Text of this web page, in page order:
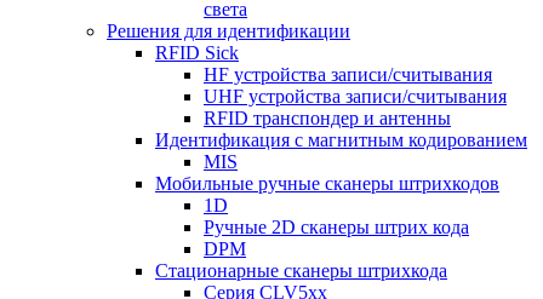
света
Решения для идентификации
RFID Sick
HF устройства записи/считывания
UHF устройства записи/считывания
RFID транспондер и антенны
Идентификация с магнитным кодированием
MIS
Мобильные ручные сканеры штрихкодов
1D
Ручные 2D сканеры штрих кода
DPM
Стационарные сканеры штрихкода
Серия CLV5xx